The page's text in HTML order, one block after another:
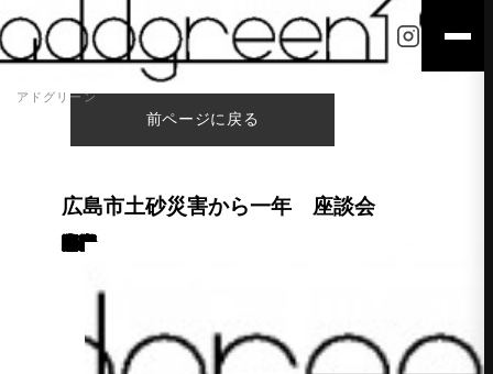
アドグリーン
前ページに戻る
広島市土砂災害から一年 座談会
こんにちは、津江です。 先日、建築士事務所協会で行われた 「広島市土砂災害から一年」の座談会に出席してきました。 昨年の土砂災害の際に建築相談窓口で相談員をしたり、 現場調査として関わったものが集まり、 災害時における建築関係者の役割等を振り返りました。 私は、安佐北区役所内で建築相談員として関わらさせていただいたのですが、 「現場（避難所等）に出向いて相談に行くことが必要だったのではないか」 との発言があり、まことにそのとおりだなと感じました。 車も流され、着るものも流されてという状況下の中で、 区役所まで来られる状況ではない方も多かったのではないかと思います。 それに加えて、小規模被害の方への対応等の対応など考えさせられました。 二度とあってはならない災害ですが、 万が一の災害に備えて、日頃からできる事に取り組んでいきたいと思います。 記述：津江